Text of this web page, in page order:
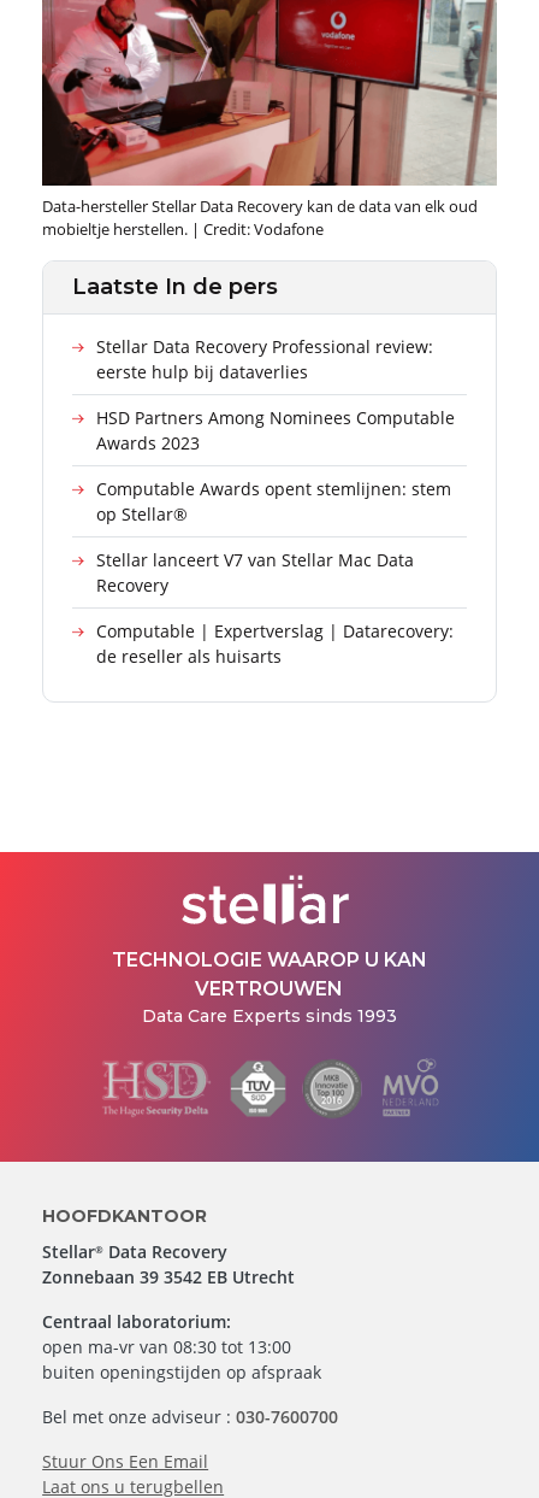
Data-hersteller Stellar Data Recovery kan de data van elk oud
mobieltje herstellen. | Credit: Vodafone
Laatste In de pers
Stellar Data Recovery Professional review:
eerste hulp bij dataverlies
HSD Partners Among Nominees Computable
Awards 2023
Computable Awards opent stemlijnen: stem
op Stellar®
Stellar lanceert V7 van Stellar Mac Data
Recovery
Computable | Expertverslag | Datarecovery:
de reseller als huisarts
TECHNOLOGIE WAAROP U KAN
VERTROUWEN
Data Care Experts sinds 1993
HOOFDKANTOOR
Stellar® Data Recovery
Zonnebaan 39 3542 EB Utrecht
Centraal laboratorium:
open ma-vr van 08:30 tot 13:00
buiten openingstijden op afspraak
Bel met onze adviseur :030-7600700
Stuur Ons Een Email
Laat ons u terugbellen